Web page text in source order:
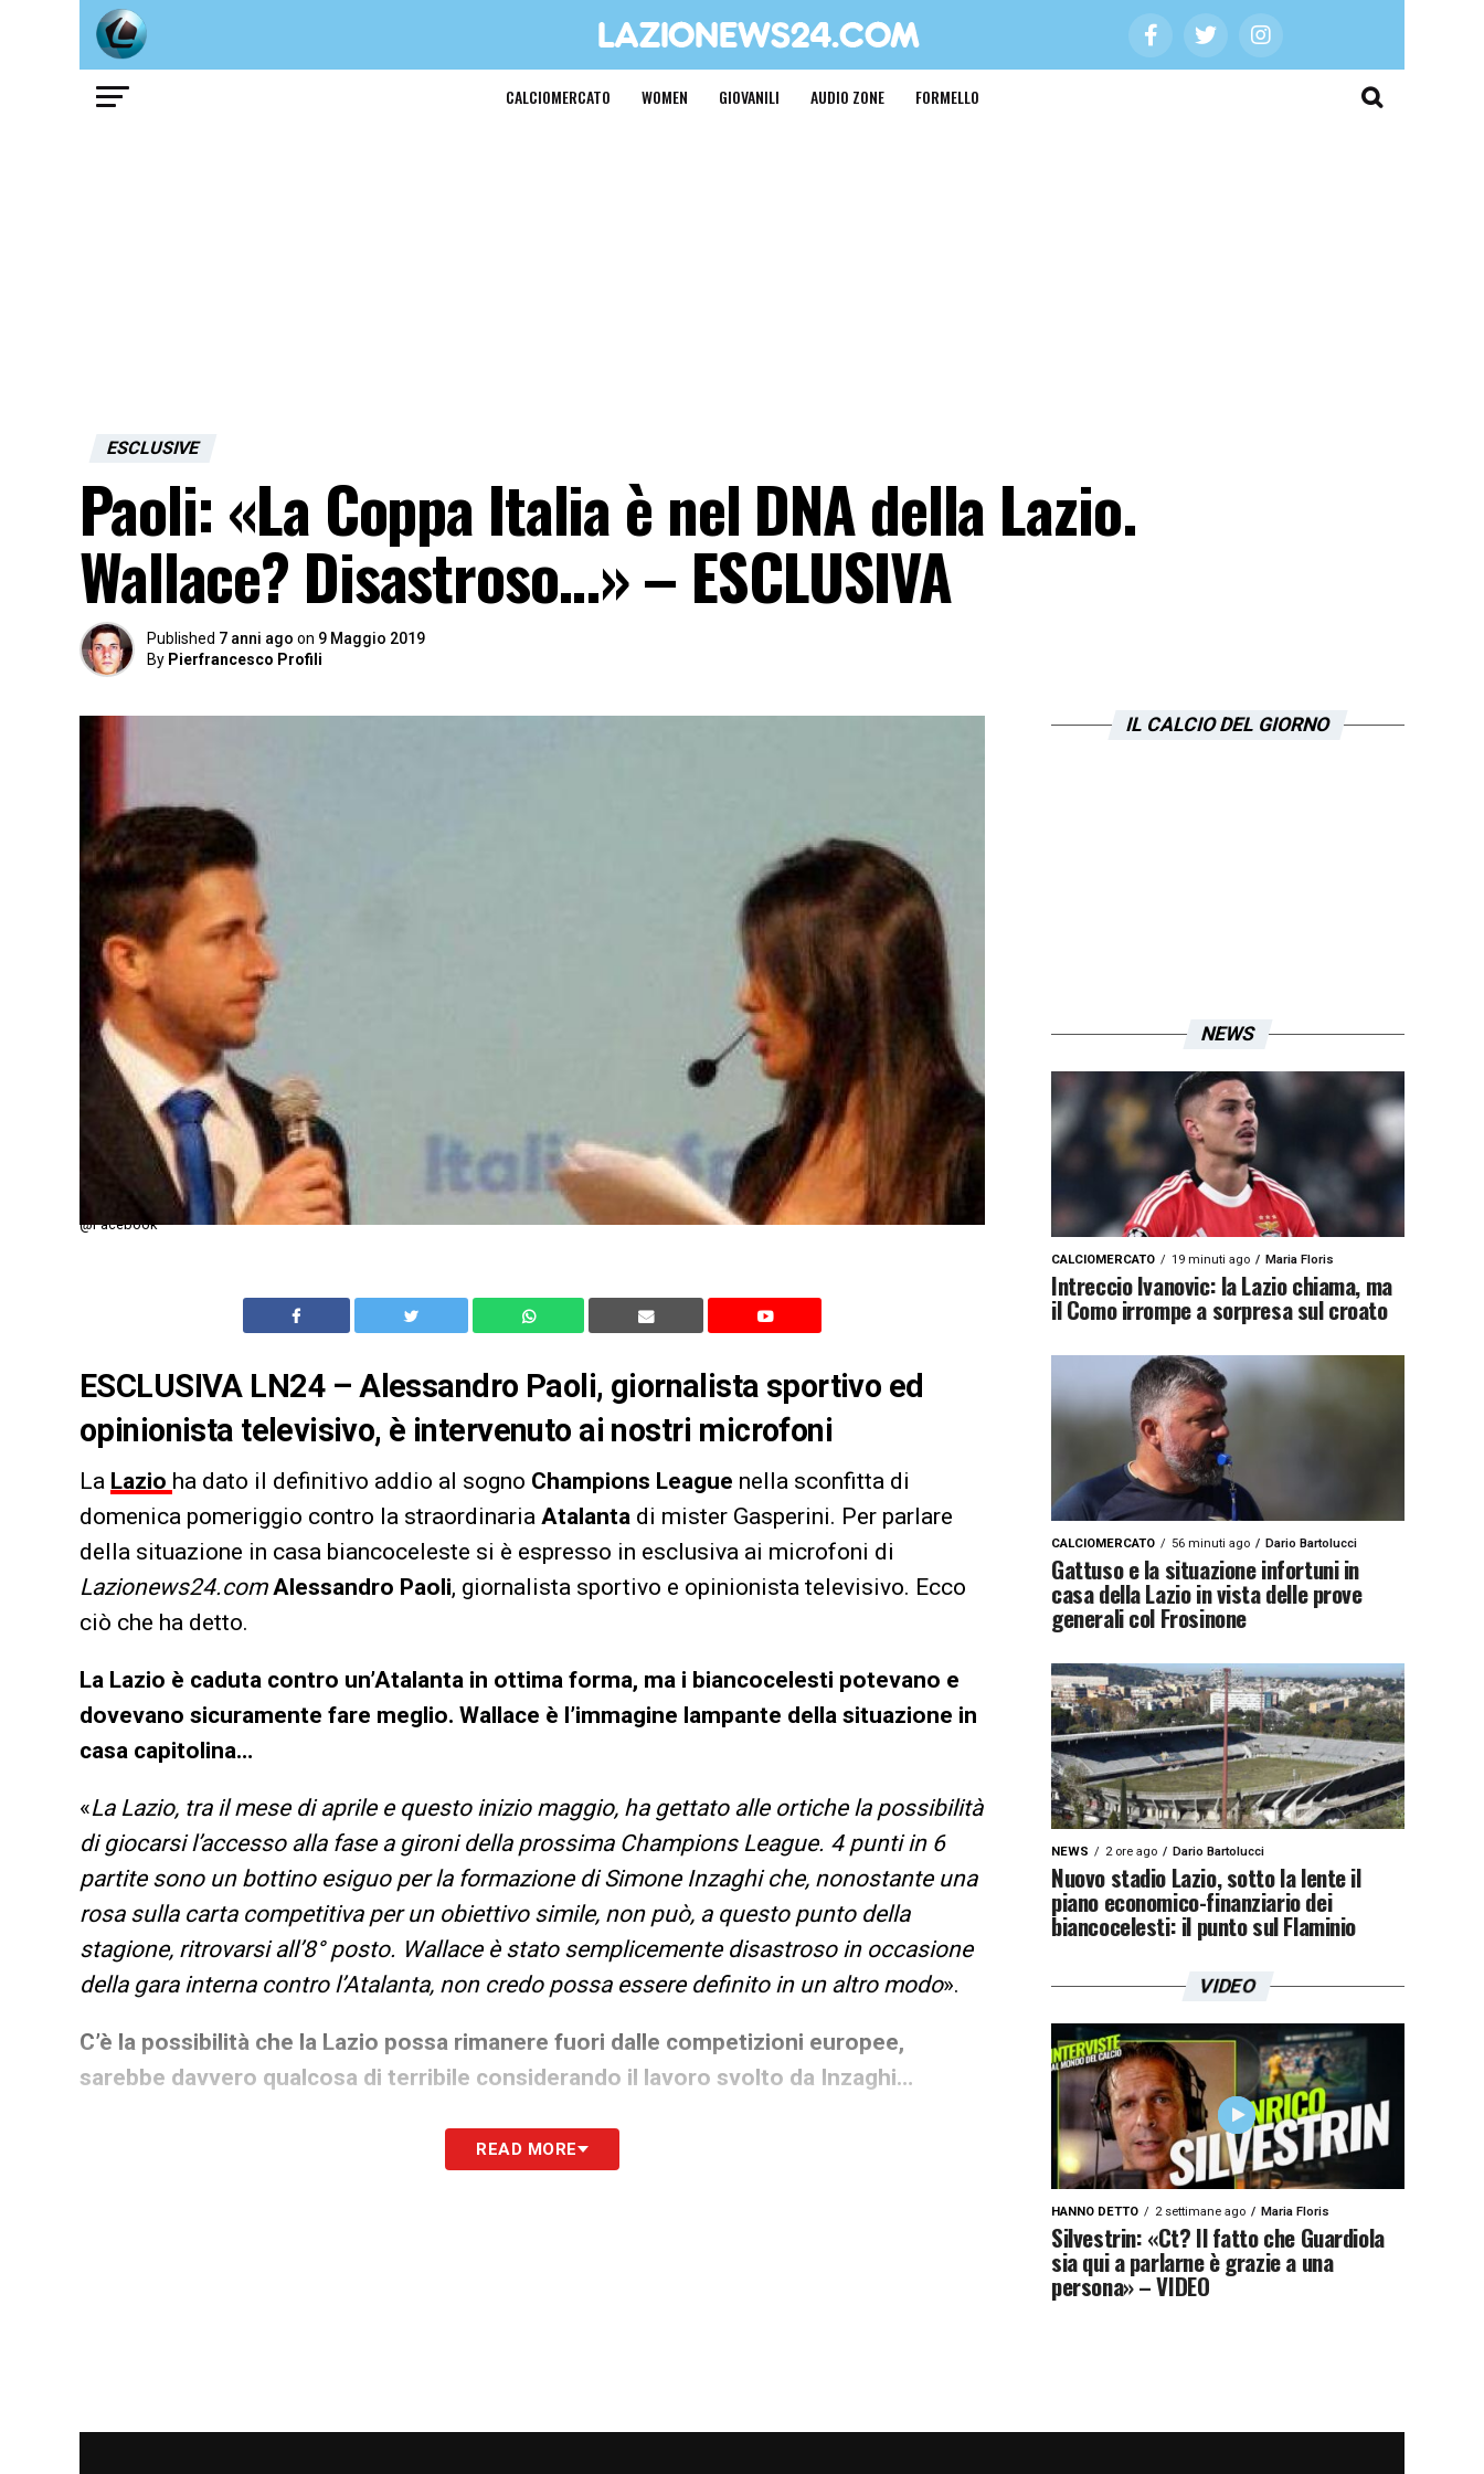
CALCIOMERCATO WOMEN GIOVANILI AUDIO ZONE FORMELLO
ESCLUSIVE
Paoli: «La Coppa Italia è nel DNA della Lazio.
Wallace? Disastroso…» – ESCLUSIVA
Published 7 anni ago on 9 Maggio 2019
By Pierfrancesco Profili
@Facebook
ESCLUSIVA LN24 – Alessandro Paoli, giornalista sportivo ed
opinionista televisivo, è intervenuto ai nostri microfoni
La Lazio ha dato il definitivo addio al sogno Champions League nella sconfitta di
domenica pomeriggio contro la straordinaria Atalanta di mister Gasperini. Per parlare
della situazione in casa biancoceleste si è espresso in esclusiva ai microfoni di
Lazionews24.com Alessandro Paoli, giornalista sportivo e opinionista televisivo. Ecco
ciò che ha detto.
La Lazio è caduta contro un’Atalanta in ottima forma, ma i biancocelesti potevano e
dovevano sicuramente fare meglio. Wallace è l’immagine lampante della situazione in
casa capitolina…
«La Lazio, tra il mese di aprile e questo inizio maggio, ha gettato alle ortiche la possibilità
di giocarsi l’accesso alla fase a gironi della prossima Champions League. 4 punti in 6
partite sono un bottino esiguo per la formazione di Simone Inzaghi che, nonostante una
rosa sulla carta competitiva per un obiettivo simile, non può, a questo punto della
stagione, ritrovarsi all’8° posto. Wallace è stato semplicemente disastroso in occasione
della gara interna contro l’Atalanta, non credo possa essere definito in un altro modo».
C’è la possibilità che la Lazio possa rimanere fuori dalle competizioni europee,
sarebbe davvero qualcosa di terribile considerando il lavoro svolto da Inzaghi…
La possibilità c’è, ma non voglio immaginare se dovesse accadere come verrebbe
accolta la cosa dalla tifoseria biancoceleste. A mio modesto parere, la Lazio è una
«La Coppa Italia sarebbe la panacea biancoceleste. Un successo metterebbe a tacere
READ MORE
IL CALCIO DEL GIORNO
NEWS
CALCIOMERCATO 19 minuti ago Maria Floris
Intreccio Ivanovic: la Lazio chiama, ma
il Como irrompe a sorpresa sul croato
CALCIOMERCATO 56 minuti ago Dario Bartolucci
Gattuso e la situazione infortuni in
casa della Lazio in vista delle prove
generali col Frosinone
NEWS 2 ore ago Dario Bartolucci
Nuovo stadio Lazio, sotto la lente il
piano economico-finanziario dei
biancocelesti: il punto sul Flaminio
VIDEO
HANNO DETTO 2 settimane ago Maria Floris
Silvestrin: «Ct? Il fatto che Guardiola
sia qui a parlarne è grazie a una
persona» – VIDEO